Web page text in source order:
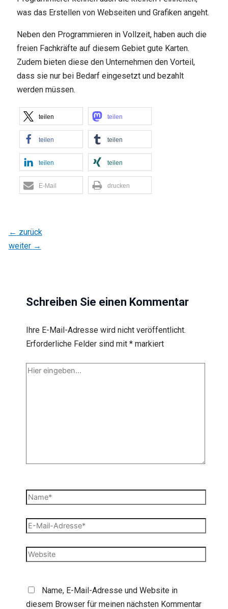
was das Erstellen von Webseiten und Grafiken angeht.
Neben den Programmieren in Vollzeit, haben auch die
freien Fachkräfte auf diesem Gebiet gute Karten.
Zudem bieten diese den Unternehmen den Vorteil,
dass sie nur bei Bedarf eingesetzt und bezahlt
werden müssen.
teilen teilen
teilen teilen
teilen teilen
E-Mail drucken
← zurück
weiter →
Schreiben Sie einen Kommentar
Ihre E-Mail-Adresse wird nicht veröffentlicht.
Erforderliche Felder sind mit *markiert
Hier
Name*
E-
Adresse*
Website
Name, E-Mail-Adresse und Website in
diesem Browser für meinen nächsten Kommentar